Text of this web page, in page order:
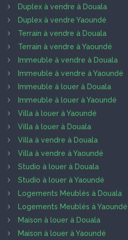
Duplex à vendre à Douala
Duplex à vendre Yaoundé
Terrain à vendre à Douala
Terrain à vendre à Yaoundé
Immeuble à vendre à Douala
Immeuble à vendre à Yaoundé
Immeuble à louer à Douala
Immeuble à louer à Yaoundé
Villa à louer à Yaoundé
Villa à louer à Douala
Villa à vendre à Douala
Villa à vendre à Yaoundé
Studio à louer à Douala
Studio à louer à Yaoundé
Logements Meublés à Douala
Logements Meublés à Yaoundé
Maison à louer à Douala
Maison à louer à Yaoundé